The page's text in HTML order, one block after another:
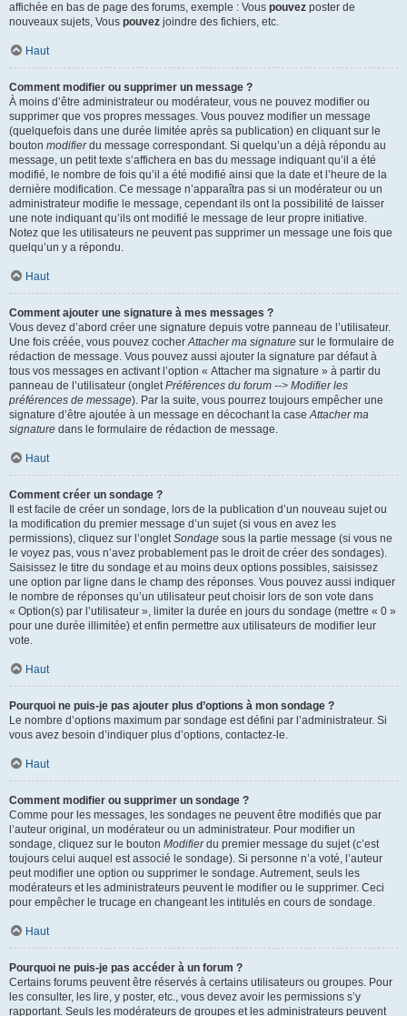
affichée en bas de page des forums, exemple : Vous pouvez poster de
nouveaux sujets, Vous pouvez joindre des fichiers, etc.
Haut
Comment modifier ou supprimer un message ?
À moins d’être administrateur ou modérateur, vous ne pouvez modifier ou
supprimer que vos propres messages. Vous pouvez modifier un message
(quelquefois dans une durée limitée après sa publication) en cliquant sur le
bouton modifierdu message correspondant. Si quelqu’un a déjà répondu au
message, un petit texte s’affichera en bas du message indiquant qu’il a été
modifié, le nombre de fois qu’il a été modifié ainsi que la date et l’heure de la
dernière modification. Ce message n’apparaîtra pas si un modérateur ou un
administrateur modifie le message, cependant ils ont la possibilité de laisser
une note indiquant qu’ils ont modifié le message de leur propre initiative.
Notez que les utilisateurs ne peuvent pas supprimer un message une fois que
quelqu’un y a répondu.
Haut
Comment ajouter une signature à mes messages ?
Vous devez d’abord créer une signature depuis votre panneau de l’utilisateur.
Une fois créée, vous pouvez cocherAttacher ma signature sur le formulaire de
rédaction de message. Vous pouvez aussi ajouter la signature par défaut à
tous vos messages en activant l’option « Attacher ma signature » à partir du
panneau de l’utilisateur (ongletPréférences du forum --> Modifier les
préférences de message). Par la suite, vous pourrez toujours empêcher une
signature d’être ajoutée à un message en décochant la caseAttacher ma
signature dans le formulaire de rédaction de message.
Haut
Comment créer un sondage ?
Il est facile de créer un sondage, lors de la publication d’un nouveau sujet ou
la modification du premier message d’un sujet (si vous en avez les
permissions), cliquez sur l’ongletSondage sous la partie message (si vous ne
le voyez pas, vous n’avez probablement pas le droit de créer des sondages).
Saisissez le titre du sondage et au moins deux options possibles, saisissez
une option par ligne dans le champ des réponses. Vous pouvez aussi indiquer
le nombre de réponses qu’un utilisateur peut choisir lors de son vote dans
« Option(s) par l’utilisateur », limiter la durée en jours du sondage (mettre « 0 »
pour une durée illimitée) et enfin permettre aux utilisateurs de modifier leur
vote.
Haut
Pourquoi ne puis-je pas ajouter plus d’options à mon sondage ?
Le nombre d’options maximum par sondage est défini par l’administrateur. Si
vous avez besoin d’indiquer plus d’options, contactez-le.
Haut
Comment modifier ou supprimer un sondage ?
Comme pour les messages, les sondages ne peuvent être modifiés que par
l’auteur original, un modérateur ou un administrateur. Pour modifier un
sondage, cliquez sur le bouton Modifierdu premier message du sujet (c’est
toujours celui auquel est associé le sondage). Si personne n’a voté, l’auteur
peut modifier une option ou supprimer le sondage. Autrement, seuls les
modérateurs et les administrateurs peuvent le modifier ou le supprimer. Ceci
pour empêcher le trucage en changeant les intitulés en cours de sondage.
Haut
Pourquoi ne puis-je pas accéder à un forum ?
Certains forums peuvent être réservés à certains utilisateurs ou groupes. Pour
les consulter, les lire, y poster, etc., vous devez avoir les permissions s’y
rapportant. Seuls les modérateurs de groupes et les administrateurs peuvent